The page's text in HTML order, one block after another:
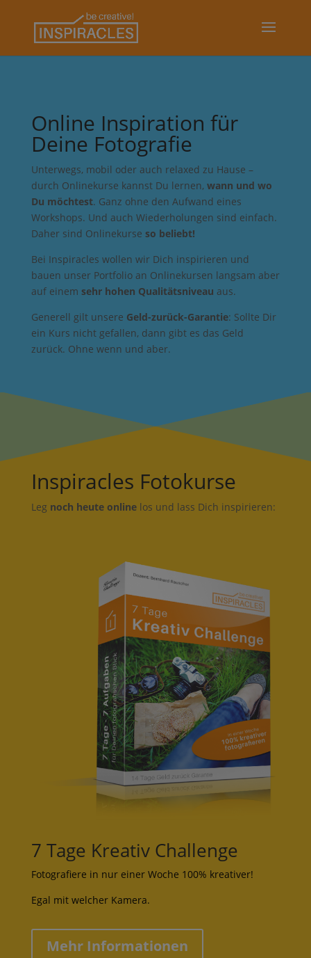
Online Inspiration für
Deine Fotografie
Unterwegs, mobil oder auch relaxed zu Hause –
durch Onlinekurse kannst Du lernen, wann und wo
Du möchtest. Ganz ohne den Aufwand eines
Workshops. Und auch Wiederholungen sind einfach.
Daher sind Onlinekurse so beliebt!
Bei Inspiracles wollen wir Dich inspirieren und
bauen unser Portfolio an Onlinekursen langsam aber
auf einem sehr hohen Qualitätsniveau aus.
Generell gilt unsere Geld-zurück-Garantie: Sollte Dir
ein Kurs nicht gefallen, dann gibt es das Geld
zurück. Ohne wenn und aber.
Inspiracles Fotokurse
Leg noch heute onlinelos und lass Dich inspirieren:
7 Tage Kreativ Challenge
Fotografiere in nur einer Woche 100% kreativer!
Egal mit welcher Kamera.
Mehr Informationen